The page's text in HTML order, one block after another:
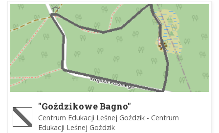
"Goździkowe Bagno"
Centrum Edukacji Leśnej Goździk - Centrum
Edukacji Leśnej Goździk